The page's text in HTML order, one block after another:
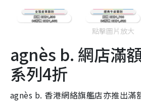
點擊圖片放大
agnès b. 網店滿
系列4折
agnès b. 香港網絡旗艦店亦推出滿